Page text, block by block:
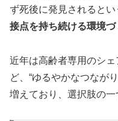
ず死後に発見されるとい
接点を持ち続ける環境づ
近年は高齢者専用のシ
ど、“ゆるやかなつなが
増えており、選択肢の一